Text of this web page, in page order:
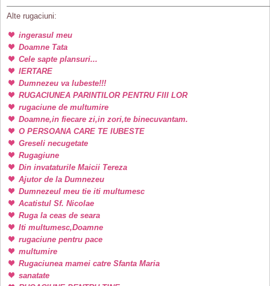
Alte rugaciuni:
ingerasul meu
Doamne Tata
Cele sapte plansuri...
IERTARE
Dumnezeu va Iubeste!!!
RUGACIUNEA PARINTILOR PENTRU FIII LOR
rugaciune de multumire
Doamne,in fiecare zi,in zori,te binecuvantam.
O PERSOANA CARE TE IUBESTE
Greseli necugetate
Rugagiune
Din invataturile Maicii Tereza
Ajutor de la Dumnezeu
Dumnezeul meu tie iti multumesc
Acatistul Sf. Nicolae
Ruga la ceas de seara
Iti multumesc,Doamne
rugaciune pentru pace
multumire
Rugaciunea mamei catre Sfanta Maria
sanatate